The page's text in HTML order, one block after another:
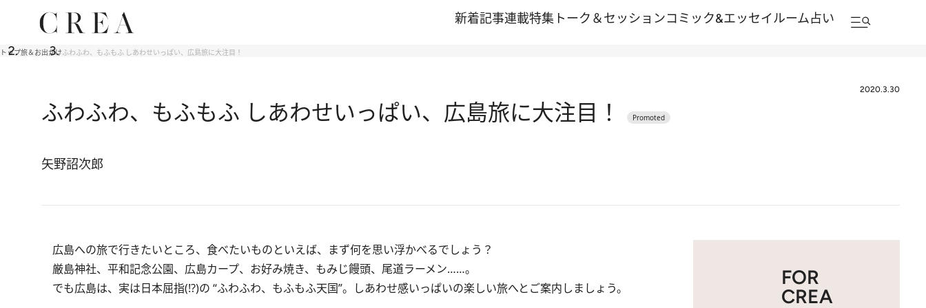
新着記事連載特集 トーク＆セッションコミック&エッセイルーム占い
トップ旅＆お出かけふわふわ、もふもふ しあわせいっぱい、広島旅に大注目！
2020.3.30
ふわふわ、もふもふ しあわせいっぱい、広島旅に大注目！
矢野詔次郎
広島への旅で行きたいところ、食べたいものといえば、まず何を思い浮かべるでしょう？
厳島神社、平和記念公園、広島カープ、お好み焼き、もみじ饅頭、尾道ラーメン……。
でも広島は、実は日本屈指(!?)の “ふわふわ、もふもふ天国”。しあわせ感いっぱいの楽しい旅へとご案内しましょう。
FOR
CREA